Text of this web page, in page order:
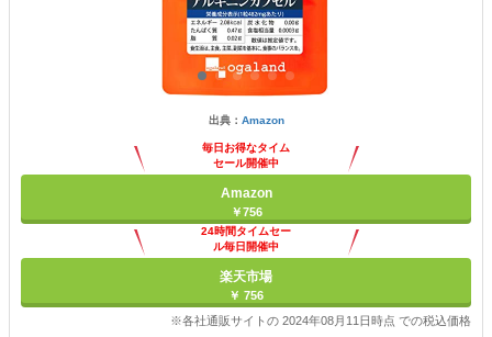
出典： Amazon
毎日お得なタイム
セール開催中
Amazon
￥756
24時間タイムセー
ル毎日開催中
楽天市場
￥ 756
※各社通販サイトの 2024年08月11日時点 での税込価格